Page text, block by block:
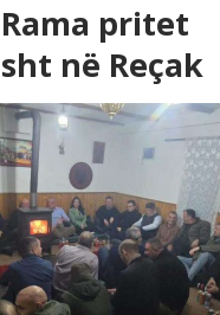
pritet
në Reçak